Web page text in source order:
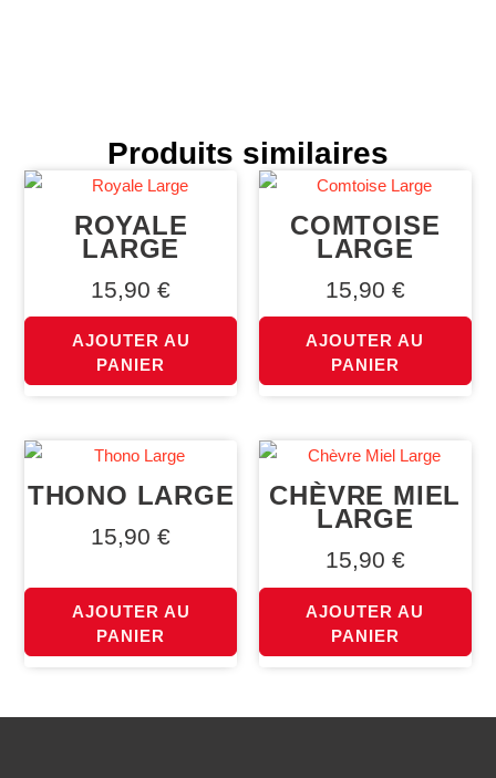
Produits similaires
ROYALE
LARGE
15,90€
AJOUTER AU
PANIER
COMTOISE
LARGE
15,90 €
AJOUTER AU
PANIER
THONO LARGE
15,90€
AJOUTER AU
PANIER
CHÈVRE MIEL
LARGE
15,90 €
AJOUTER AU
PANIER